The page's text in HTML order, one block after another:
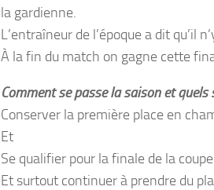
la gardienne.
L’entraîneur de l’époque a dit qu’il
À la fin du match on gagne cette
Comment se passe la saison et
Conserver la première place en
Et
Se qualifier pour la finale de la
Et surtout continuer à prendre du